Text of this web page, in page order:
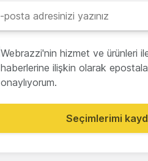
Webrazzi'nin hizmet ve ürünleri
haberlerine ilişkin olarak
onaylıyorum.
Seçimlerimi